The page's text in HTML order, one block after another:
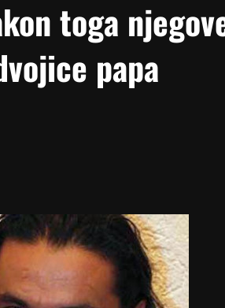
toga
papa